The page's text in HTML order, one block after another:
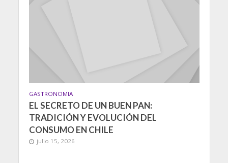
GASTRONOMIA
EL SECRETO DE UN BUEN PAN:
TRADICIÓN Y EVOLUCIÓN DEL
CONSUMO EN CHILE
julio 15, 2026